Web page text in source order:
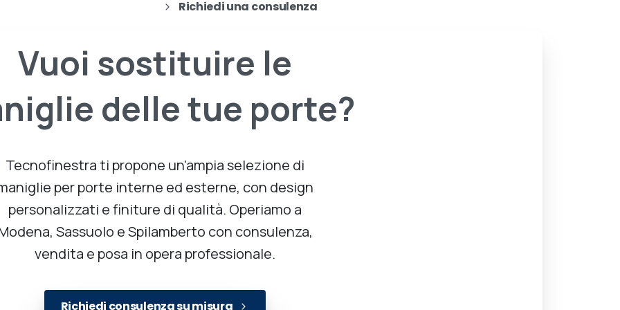
Richiedi una consulenza
Vuoi sostituire le
delletue porte?
Tecnofinestra ti propone un'ampia selezione di
per porte interne ed esterne, con design
personalizzati e finiture di qualità. Operiamo a
Sassuolo e Spilamberto con consulenza,
vendita e posa in opera professionale.
Richiedi consulenza su misura